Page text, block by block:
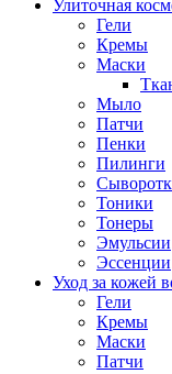
Улиточная
Гели
Кремы
Маски
Мыло
Патчи
Пенки
Пилинги
Тоники
Тонеры
Эмульсии
Эссенции
Уход за кожей
Гели
Кремы
Маски
Патчи